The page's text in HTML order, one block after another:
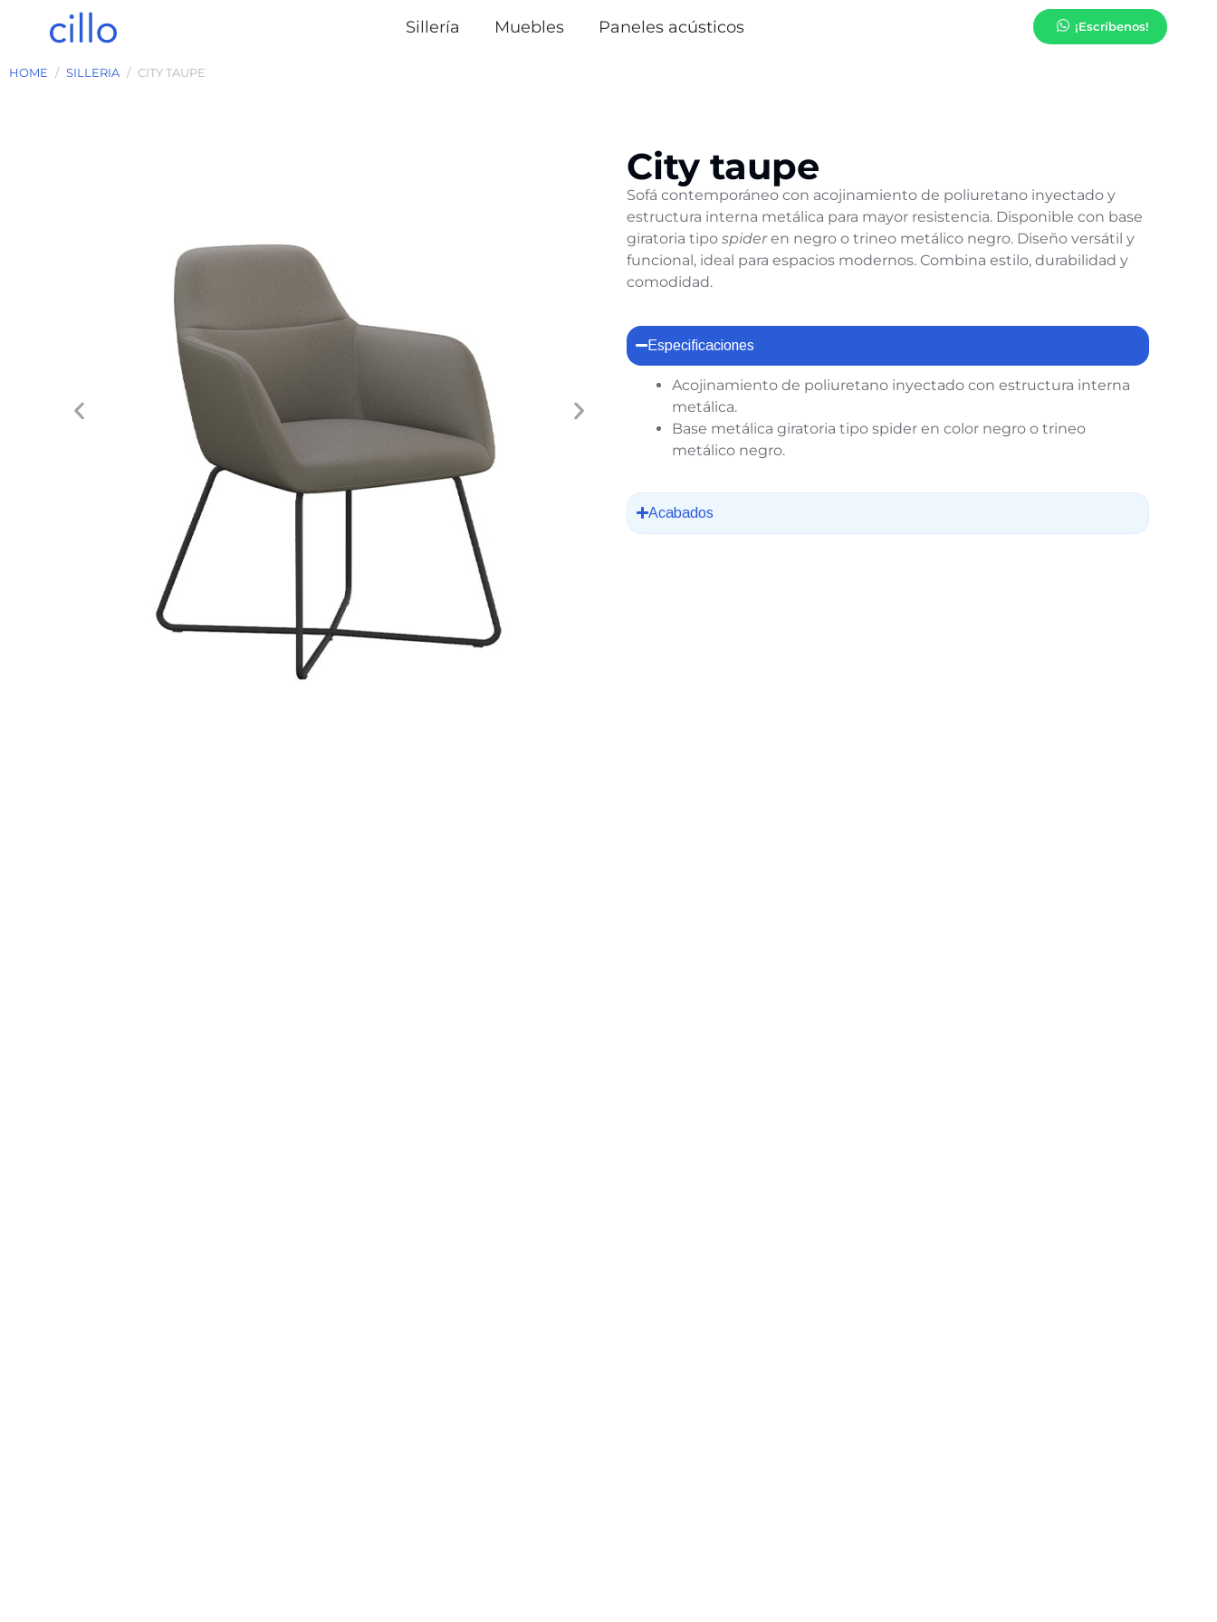
Sillería Muebles Paneles acústicos ¡Escríbenos!
HOME SILLERIA CITY TAUPE
City taupe
Sofá contemporáneo con acojinamiento de poliuretano inyectado y
estructura interna metálica para mayor resistencia. Disponible con base
giratoria tipo spideren negro o trineo metálico negro. Diseño versátil y
funcional, ideal para espacios modernos. Combina estilo, durabilidad y
comodidad.
Especificaciones
Acojinamiento de poliuretano inyectado con estructura interna
metálica.
Base metálica giratoria tipo spider en color negro o trineo
metálico negro.
Acabados